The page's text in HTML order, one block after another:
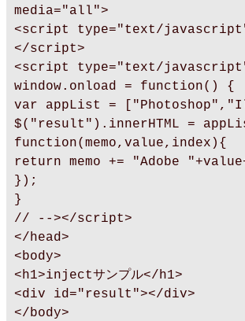
media="all">
<script type="text/
</script>
<script type="text/
window.onload = function() {
var appList =
$("result").innerHTML =
function(memo,value,index){
return memo += "Adobe
});
}
// --></script>
</head>
<body>
<h1>injectサンプル</h1>
<div id="result"></div>
</body>